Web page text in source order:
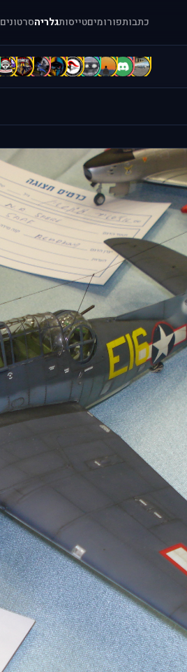
כתבותפורומיםטייסותגלריהסרטונים
[
a
A
a
A
A
A
b
b